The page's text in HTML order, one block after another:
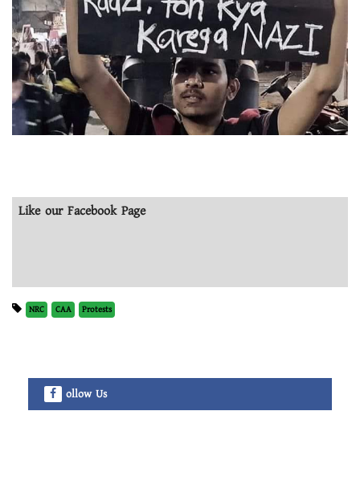
Like our Facebook Page
NRC CAA Protests
ollow Us